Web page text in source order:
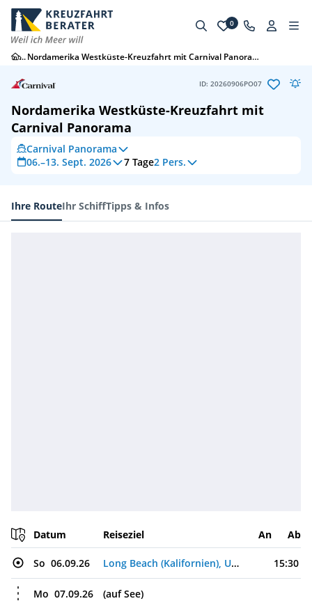
0
...Nordamerika Westküste-Kreuzfahrt mit Carnival Panorama
ID: 20260906PO07
Nordamerika Westküste-Kreuzfahrt mit
Carnival Panorama
Carnival Panorama
06.–13. Sept. 2026
7 Tage2 Pers.
Ihre RouteIhr SchiffTipps & Infos
Datum Reiseziel An Ab
So 06.09.26 Long Beach (Kalifornien), USA 15:30
Mo 07.09.26 (auf See)